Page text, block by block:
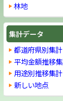
林地
集計データ
都道府県別集計
平均金額推移
用途別推移集計
新しい地点